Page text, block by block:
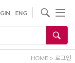
ENG
HOME > 로그인